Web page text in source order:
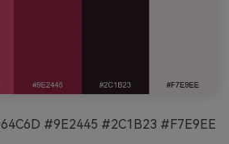
#9E2445 #2C1B23 #F7E9EE